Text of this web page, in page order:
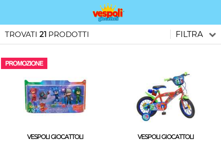
TROVATI 21 PRODOTTI FILTRA
VESPOLI GIOCATTOLI VESPOLI GIOCATTOLI